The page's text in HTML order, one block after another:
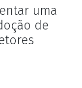
uma
de